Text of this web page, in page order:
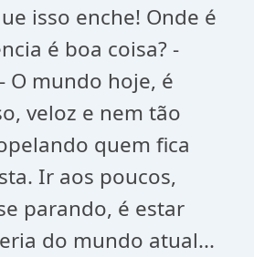
isso enche! Onde é
é boa coisa? -
O mundo hoje, é
veloz e nem tão
quem fica
Ir aos poucos,
parando, é estar
do mundo atual...